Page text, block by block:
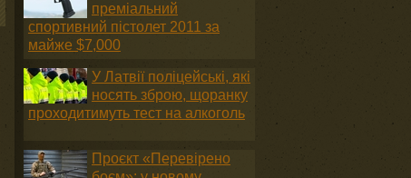
преміальний
спортивний пістолет 2011 за
майже $7,000
У Латвії поліцейські, які
носять зброю, щоранку
проходитимуть тест на алкоголь
Проєкт «Перевірено